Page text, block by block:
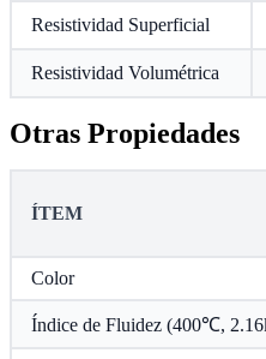
Resistividad Superficial
Resistividad Volumétrica
Otras Propiedades
ÍTEM
Color
Índice de Fluidez (400℃,